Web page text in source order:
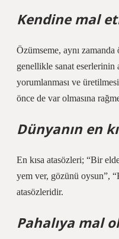
Kendine mal
Özümseme, aynı zamanda
genellikle sanat eserlerinin
yorumlanması ve
önce de var olmasına
Dünyanın en
En kısa atasözleri; “Bir
yem ver, gözünü oysun”,
atasözleridir.
Pahalıya mal